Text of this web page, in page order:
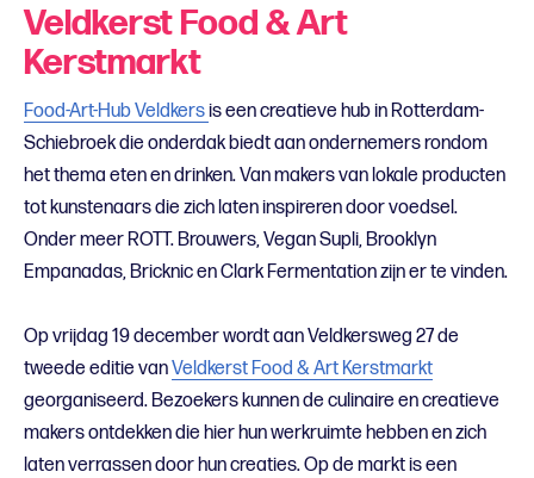
Veldkerst Food & Art
Kerstmarkt
Food-Art-Hub Veldkersis een creatieve hub in Rotterdam-
Schiebroek die onderdak biedt aan ondernemers rondom
het thema eten en drinken. Van makers van lokale producten
tot kunstenaars die zich laten inspireren door voedsel.
Onder meer ROTT. Brouwers, Vegan Supli, Brooklyn
Empanadas, Bricknic en Clark Fermentation zijn er te vinden.
Op vrijdag 19 december wordt aan Veldkersweg 27 de
tweede editie vanVeldkerst Food & Art Kerstmarkt
georganiseerd. Bezoekers kunnen de culinaire en creatieve
makers ontdekken die hier hun werkruimte hebben en zich
laten verrassen door hun creaties. Op de markt is een